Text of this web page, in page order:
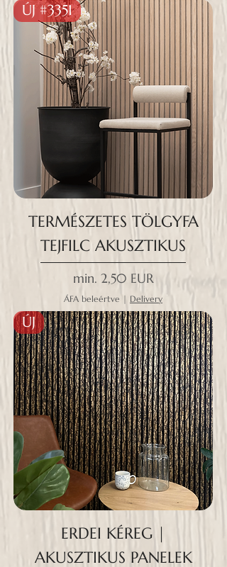
ÚJ #3351
TERMÉSZETES TÖLGYFA
TEJFILC AKUSZTIKUS
min. 2,50 EUR
Akciós ár
ÁFA beleértve | Delivery
ÚJ
ERDEI KÉREG |
AKUSZTIKUS PANELEK